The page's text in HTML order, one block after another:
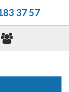
37 57